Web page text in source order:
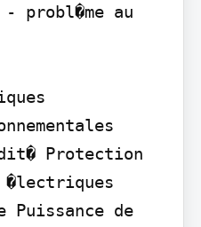
probl�me au
Protection
�lectriques
Puissance de